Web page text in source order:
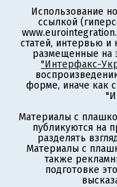
Использование
ссылкой
статей, интервью и
размещенные на
"Интерфакс-
форме, иначе как
Материалы с
публикуются на
разделять
Материалы с
также
подготовке